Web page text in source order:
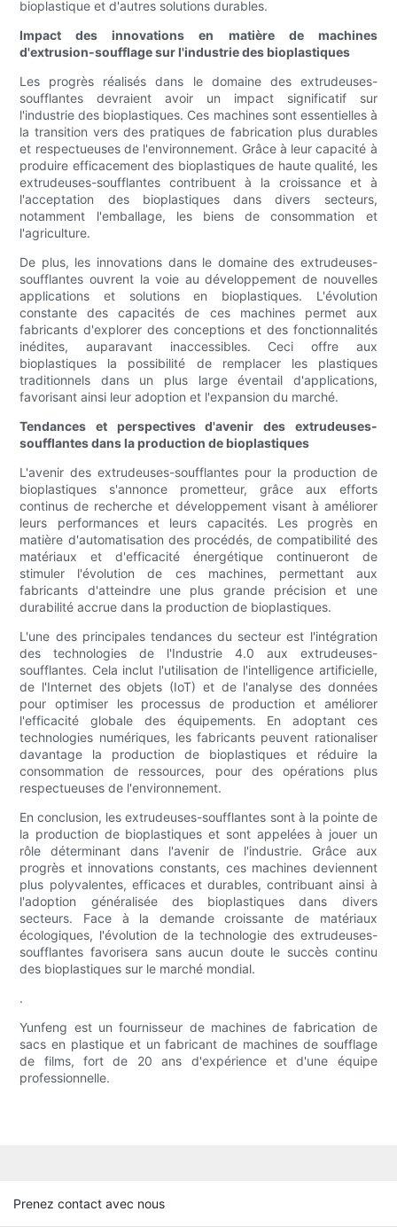
bioplastique et d'autres solutions durables.
Impact des innovations en matière de machines
d'extrusion-soufflage sur l'industrie des bioplastiques
Les progrès réalisés dans le domaine des extrudeuses-
soufflantes devraient avoir un impact significatif sur
l'industrie des bioplastiques. Ces machines sont essentielles à
la transition vers des pratiques de fabrication plus durables
et respectueuses de l'environnement. Grâce à leur capacité à
produire efficacement des bioplastiques de haute qualité, les
extrudeuses-soufflantes contribuent à la croissance et à
l'acceptation des bioplastiques dans divers secteurs,
notamment l'emballage, les biens de consommation et
l'agriculture.
De plus, les innovations dans le domaine des extrudeuses-
soufflantes ouvrent la voie au développement de nouvelles
applications et solutions en bioplastiques. L'évolution
constante des capacités de ces machines permet aux
fabricants d'explorer des conceptions et des fonctionnalités
inédites, auparavant inaccessibles. Ceci offre aux
bioplastiques la possibilité de remplacer les plastiques
traditionnels dans un plus large éventail d'applications,
favorisant ainsi leur adoption et l'expansion du marché.
Tendances et perspectives d'avenir des extrudeuses-
soufflantes dans la production de bioplastiques
L'avenir des extrudeuses-soufflantes pour la production de
bioplastiques s'annonce prometteur, grâce aux efforts
continus de recherche et développement visant à améliorer
leurs performances et leurs capacités. Les progrès en
matière d'automatisation des procédés, de compatibilité des
matériaux et d'efficacité énergétique continueront de
stimuler l'évolution de ces machines, permettant aux
fabricants d'atteindre une plus grande précision et une
durabilité accrue dans la production de bioplastiques.
L'une des principales tendances du secteur est l'intégration
des technologies de l'Industrie 4.0 aux extrudeuses-
soufflantes. Cela inclut l'utilisation de l'intelligence artificielle,
de l'Internet des objets (IoT) et de l'analyse des données
pour optimiser les processus de production et améliorer
l'efficacité globale des équipements. En adoptant ces
technologies numériques, les fabricants peuvent rationaliser
davantage la production de bioplastiques et réduire la
consommation de ressources, pour des opérations plus
respectueuses de l'environnement.
En conclusion, les extrudeuses-soufflantes sont à la pointe de
la production de bioplastiques et sont appelées à jouer un
rôle déterminant dans l'avenir de l'industrie. Grâce aux
progrès et innovations constants, ces machines deviennent
plus polyvalentes, efficaces et durables, contribuant ainsi à
l'adoption généralisée des bioplastiques dans divers
secteurs. Face à la demande croissante de matériaux
écologiques, l'évolution de la technologie des extrudeuses-
soufflantes favorisera sans aucun doute le succès continu
des bioplastiques sur le marché mondial.
.
Yunfeng est un fournisseur de machines de fabrication de
sacs en plastique et un fabricant de machines de soufflage
de films, fort de 20 ans d'expérience et d'une équipe
professionnelle.
Prenez contact avec nous